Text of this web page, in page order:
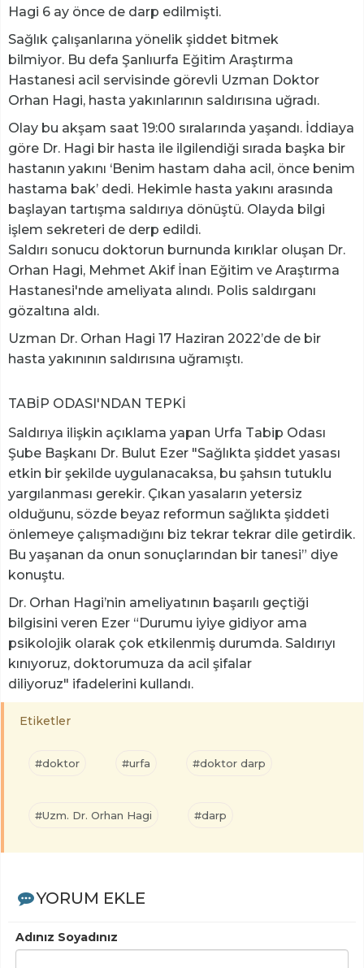
Hagi 6 ay önce de darp edilmişti.
Sağlık çalışanlarına yönelik şiddet bitmek
bilmiyor. Bu defa Şanlıurfa Eğitim Araştırma
Hastanesi acil servisinde görevli Uzman Doktor
Orhan Hagi, hasta yakınlarının saldırısına uğradı.
Olay bu akşam saat 19:00 sıralarında yaşandı. İddiaya
göre Dr. Hagi bir hasta ile ilgilendiği sırada başka bir
hastanın yakını ‘Benim hastam daha acil, önce benim
hastama bak’ dedi. Hekimle hasta yakını arasında
başlayan tartışma saldırıya dönüştü. Olayda bilgi
işlem sekreteri de derp edildi.
Saldırı sonucu doktorun burnunda kırıklar oluşan Dr.
Orhan Hagi, Mehmet Akif İnan Eğitim ve Araştırma
Hastanesi'nde ameliyata alındı. Polis saldırganı
gözaltına aldı.
Uzman Dr. Orhan Hagi 17 Haziran 2022’de de bir
hasta yakınının saldırısına uğramıştı.
TABİP ODASI'NDAN TEPKİ
Saldırıya ilişkin açıklama yapan Urfa Tabip Odası
Şube Başkanı Dr. Bulut Ezer "Sağlıkta şiddet yasası
etkin bir şekilde uygulanacaksa, bu şahsın tutuklu
yargılanması gerekir. Çıkan yasaların yetersiz
olduğunu, sözde beyaz reformun sağlıkta şiddeti
önlemeye çalışmadığını biz tekrar tekrar dile getirdik.
Bu yaşanan da onun sonuçlarından bir tanesi” diye
konuştu.
Dr. Orhan Hagi’nin ameliyatının başarılı geçtiği
bilgisini veren Ezer “Durumu iyiye gidiyor ama
psikolojik olarak çok etkilenmiş durumda. Saldırıyı
kınıyoruz, doktorumuza da acil şifalar
diliyoruz" ifadelerini kullandı.
Etiketler
#doktor #urfa #doktor darp
#Uzm. Dr. Orhan Hagi #darp
YORUM EKLE
Adınız Soyadınız